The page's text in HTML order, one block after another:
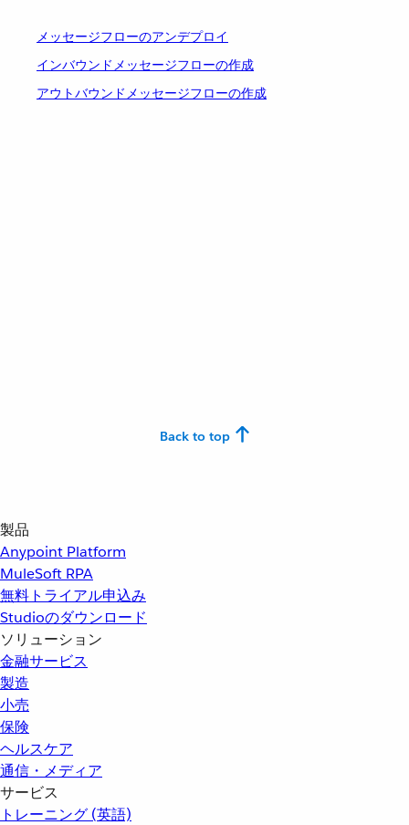
メッセージフローのアンデプロイ
インバウンドメッセージフローの作成
アウトバウンドメッセージフローの作成
Back to top
製品
Anypoint Platform
MuleSoft RPA
無料トライアル申込み
Studioのダウンロード
ソリューション
金融サービス
製造
小売
保険
ヘルスケア
通信・メディア
サービス
トレーニング (英語)